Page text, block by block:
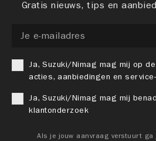
Gratis nieuws, tips en
Ja, Suzuki/Nimag mag mij op
acties, aanbiedingen en
Ja, Suzuki/Nimag mag mij
klantonderzoek
Als je jouw aanvraag verstuurt ga